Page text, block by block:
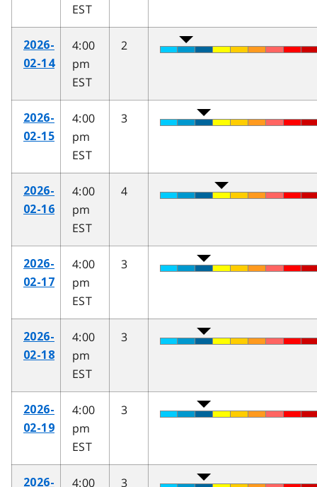
EST
2026-
02-14
4:00
pm
EST
2
2026-
02-15
4:00
pm
EST
3
2026-
02-16
4:00
pm
EST
4
2026-
02-17
4:00
pm
EST
3
2026-
02-18
4:00
pm
EST
3
2026-
02-19
4:00
pm
EST
3
2026-
4:00
3